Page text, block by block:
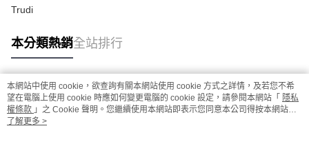
Trudi
本分類熱銷全站排行
熱門標籤
本網站中使用 cookie，欲查詢有關本網站使用 cookie 方式之詳情，及若您不希
望在電腦上使用 cookie 時應如何變更電腦的 cookie 設定，請參閱本網站「 隱私
權條款 」之 Cookie 聲明。您繼續使用本網站即表示您同意本公司得按本網站使
用條款之 Cookie 聲明使用 cookie。
了解更多 >